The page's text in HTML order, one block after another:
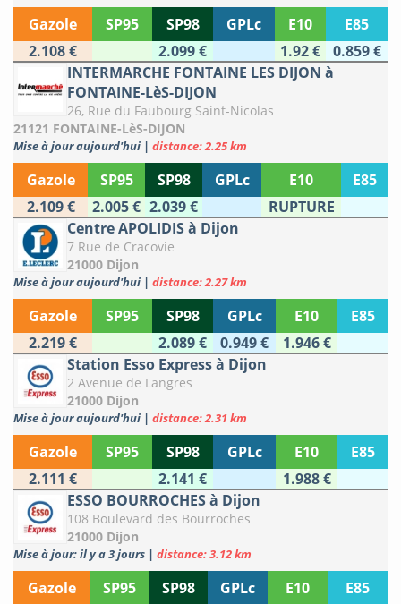
Gazole SP95 SP98 GPLc E10
E85
2.108 €
2.099 € 1.92 €
0.859 €
INTERMARCHE FONTAINE LES DIJON à
FONTAINE-LèS-DIJON
26, Rue du Faubourg Saint-Nicolas
21121 FONTAINE-LèS-DIJON
Mise à jour aujourd'hui | distance: 2.25 km
Gazole SP95 SP98 GPLc E10
E85
2.109 €
2.005 € 2.039 €
RUPTURE
Centre APOLIDIS à Dijon
7 Rue de Cracovie
21000 Dijon
Mise à jour aujourd'hui | distance: 2.27 km
Gazole SP95 SP98 GPLc E10
E85
2.219 €
2.089 € 0.949 €
1.946 €
Station Esso Express à Dijon
2 Avenue de Langres
21000 Dijon
Mise à jour aujourd'hui | distance: 2.31 km
Gazole SP95 SP98 GPLc E10
E85
2.111 €
2.141 €
1.988 €
ESSO BOURROCHES à Dijon
108 Boulevard des Bourroches
21000 Dijon
Mise à jour: il y a 3 jours | distance: 3.12 km
Gazole SP95 SP98 GPLc E10
E85